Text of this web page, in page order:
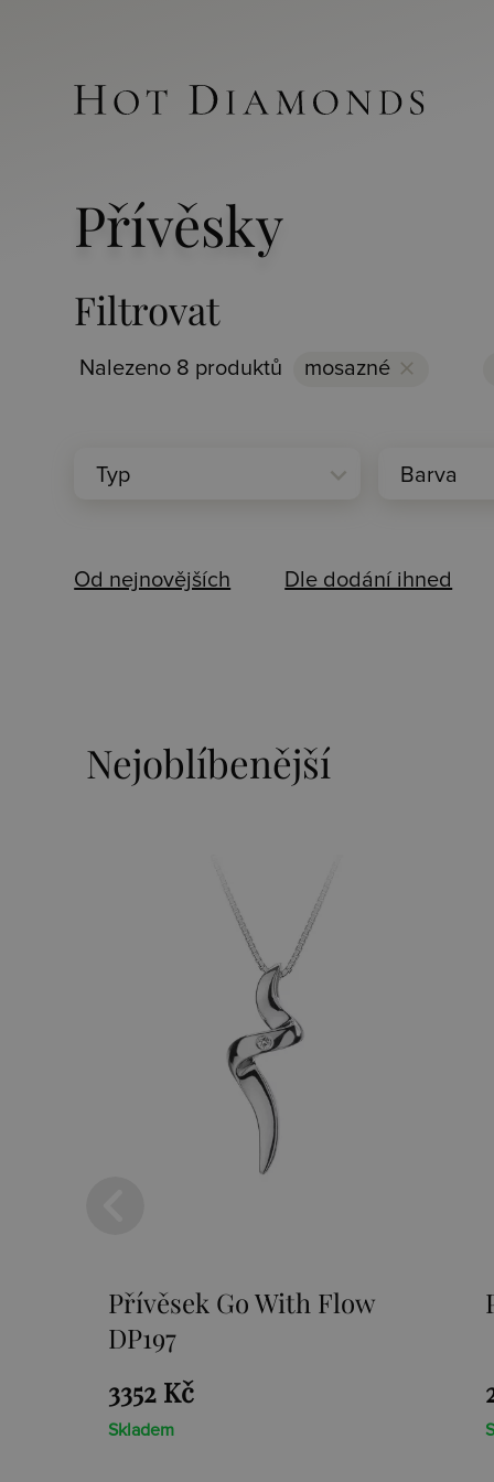
Přívěsky
Filtrovat
Nalezeno 8 produktů mosazné clear
expand_more
Typ Barva
Od nejnovějších Dle dodání ihned
Nejoblíbenější
Přívěsek Paradise DP230
2659 Kč
Skladem